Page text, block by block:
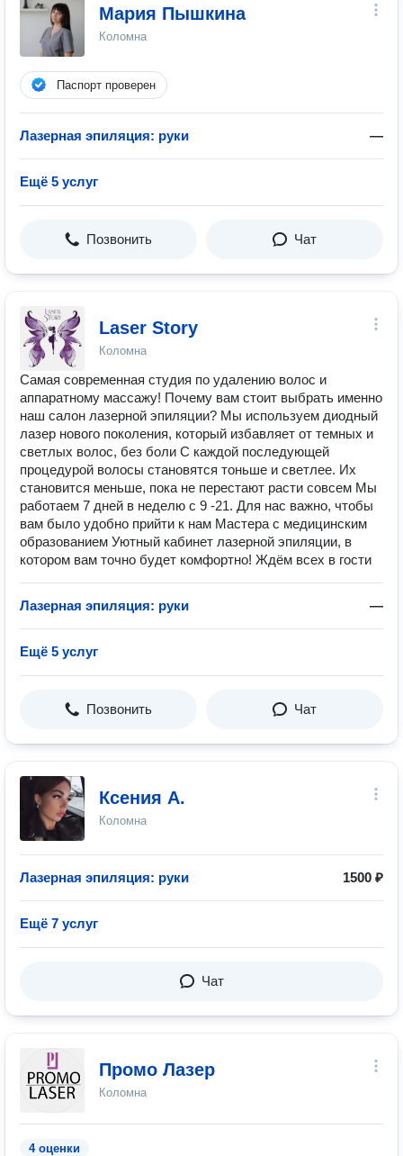
Мария Пышкина
Коломна
Паспорт проверен
Лазерная эпиляция: руки —
Ещё 5 услуг
Позвонить Чат
Laser Story
Коломна
Самая современная студия по удалению волос и
аппаратному массажу! Почему вам стоит выбрать именно
наш салон лазерной эпиляции? Мы используем диодный
лазер нового поколения, который избавляет от темных и
светлых волос, без боли С каждой последующей
процедурой волосы становятся тоньше и светлее. Их
становится меньше, пока не перестают расти совсем Мы
работаем 7 дней в неделю с 9 -21. Для нас важно, чтобы
вам было удобно прийти к нам Мастера с медицинским
образованием Уютный кабинет лазерной эпиляции, в
котором вам точно будет комфортно! Ждём всех в гости
Лазерная эпиляция: руки —
Ещё 5 услуг
Позвонить Чат
Ксения А.
Коломна
Лазерная эпиляция: руки 1500 ₽
Ещё 7 услуг
Чат
Промо Лазер
Коломна
4 оценки